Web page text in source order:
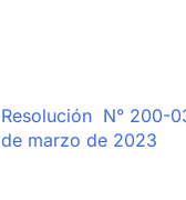
Resolución N° 200-
de marzo de 2023